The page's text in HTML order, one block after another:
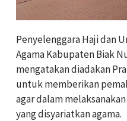
Penyelenggara Haji dan
Agama Kabupaten Biak
mengatakan diadakan
untuk memberikan
agar dalam
yang disyariatkan agama.